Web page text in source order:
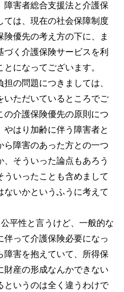
障害者総合支援法と介護保
ては、現在の社会保障制度
優先の考え方の下に、ま
く介護保険サービスを利
になってございます。
の問題につきましては、
いただいているところでご
の介護保険優先の原則につ
やはり加齢に伴う障害者と
ら障害のあった方との一つ
そういった論点もあろう
ういったことも含めまして
ないかというふうに考えて
平性と言うけど、一般的な
伴って介護保険必要になっ
障害を抱えていて、所得保
財産の形成なんかできない
というのは全く違うわけで